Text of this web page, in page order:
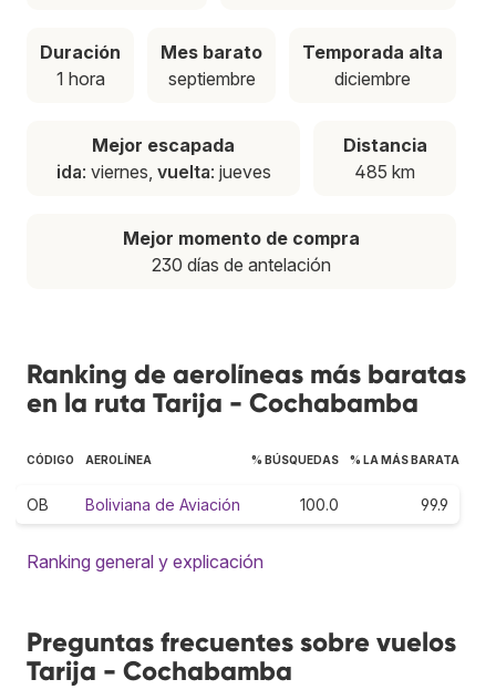
Duración
1 hora
Mes barato
septiembre
Temporada alta
diciembre
Mejor escapada
ida: viernes, vuelta: jueves
Distancia
485 km
Mejor momento de compra
230 días de antelación
Ranking de aerolíneas más baratas
en la ruta Tarija - Cochabamba
CÓDIGO AEROLÍNEA % BÚSQUEDAS % LA MÁS BARATA
OB Boliviana de Aviación 100.0 99.9
Ranking general y explicación
Preguntas frecuentes sobre vuelos
Tarija - Cochabamba